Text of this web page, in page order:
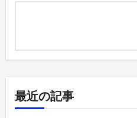
最近の記事